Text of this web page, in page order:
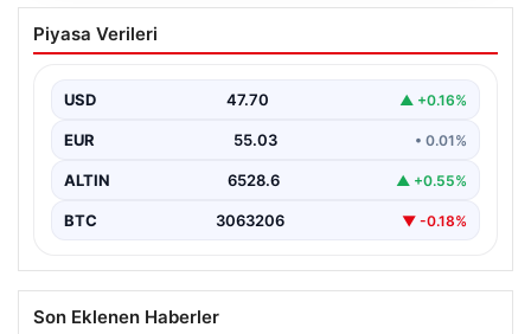
CANLI | Partizan – Tobol Kostanay Canlı
Maç Anlatımı
Piyasa Verileri
USD 47.70 ▲ +0.16%
EUR 55.03 • 0.01%
ALTIN 6528.6 ▲ +0.55%
BTC 3063206 ▼ -0.18%
Son Eklenen Haberler